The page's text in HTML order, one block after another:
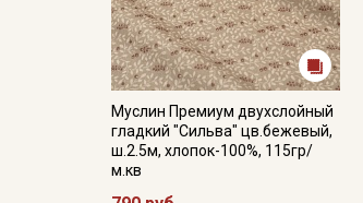
Муслин Премиум двухслойный
гладкий "Сильва" цв.бежевый,
ш.2.5м, хлопок-100%, 115гр/
м.кв